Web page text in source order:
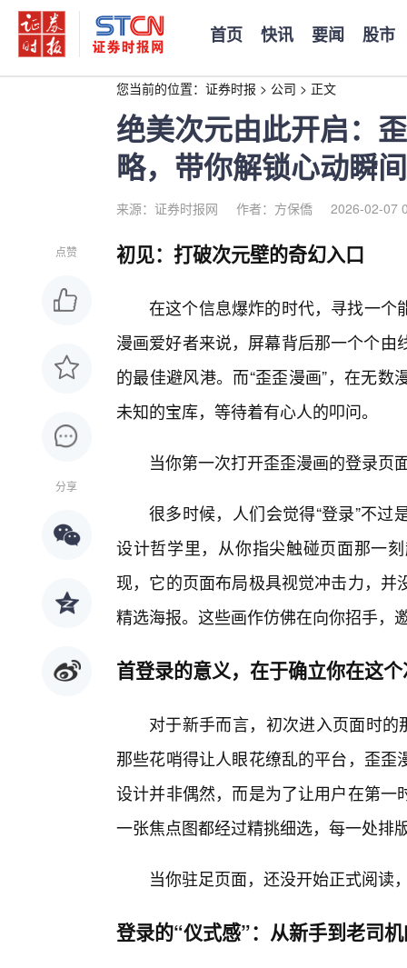
首页 快讯 要闻 股市
您当前的位置： 证券时报 > 公司 > 正文
绝美次元由此开启：
略，带你解锁心动瞬间
来源：证券时报网 作者：方保僑 2026-02-07
点赞
分享
初见：打破次元壁的奇幻入口
在这个信息爆炸的时代，寻找一个
漫画爱好者来说，屏幕背后那一个个
的最佳避风港。而“歪歪漫画”，在无
未知的宝库，等待着有心人的叩问。
当你第一次打开歪歪漫画的登录页
很多时候，人们会觉得“登录”不
设计哲学里，从你指尖触碰页面那一
现，它的页面布局极具视觉冲击力，
精选海报。这些画作仿佛在向你招手，
首登录的意义，在于确立你在这
对于新手而言，初次进入页面时的
那些花哨得让人眼花缭乱的平台，歪
设计并非偶然，而是为了让用户在第
一张焦点图都经过精挑细选，每一处排
当你驻足页面，还没开始正式阅读
登录的“仪式感”：从新手到老司